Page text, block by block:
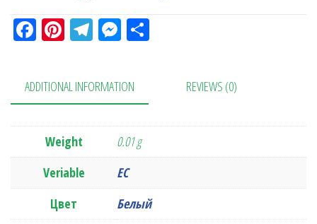
Fa
bo
ok
Pi
er
es
t
Te
gr
a
m
M
se
n
ge
r
ит
ADDITIONAL INFORMATION REVIEWS (0)
Weight
0.01 g
Veriable
ЕС
Цвет
Белый